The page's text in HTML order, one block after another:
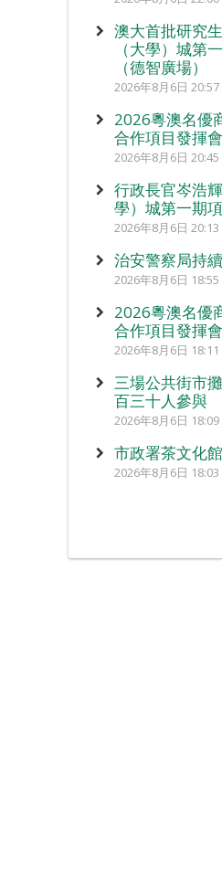
澳大首批研究
（大學）城
（德智廣場）
2026年8月6日 20:57
2026粵澳名優
合作項目發揮
2026年8月6日 20:45
行政長官岑浩
學）城第一期
2026年8月6日 20:13
治安警察局持
2026年8月6日 18:55
2026粵澳名優
合作項目發揮
2026年8月6日 18:11
三場公共街市
百三十人參與
2026年8月6日 18:09
市政署茶文化
2026年8月6日 18:03